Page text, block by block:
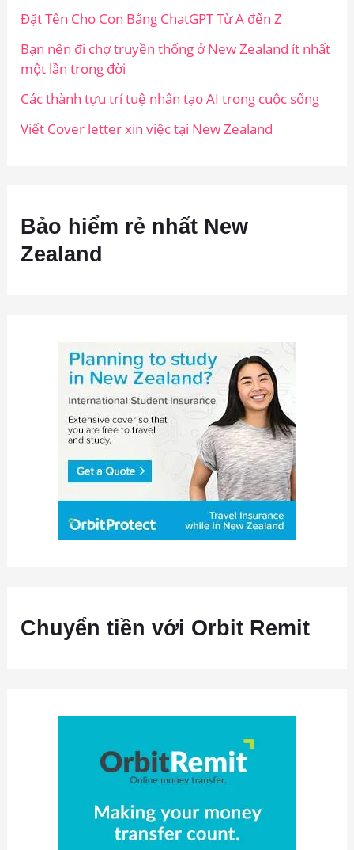
Đặt Tên Cho Con Bằng ChatGPT Từ A đến Z
Bạn nên đi chợ truyền thống ở New Zealand ít nhất
một lần trong đời
Các thành tựu trí tuệ nhân tạo AI trong cuộc sống
Viết Cover letter xin việc tại New Zealand
Bảo hiểm rẻ nhất New
Zealand
Chuyển tiền với Orbit Remit